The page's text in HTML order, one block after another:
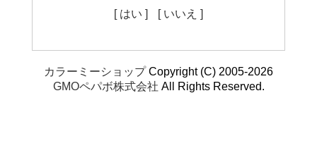
[ はい ] [ いいえ ]
カラーミーショップCopyright (C) 2005-2026
GMOペパボ株式会社 All Rights Reserved.